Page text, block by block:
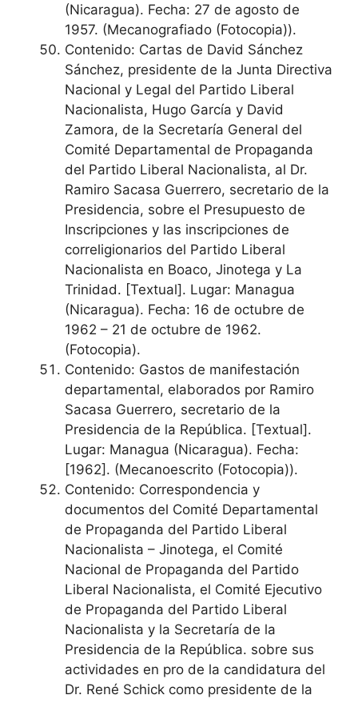
(Nicaragua). Fecha: 27 de agosto de
1957. (Mecanografiado (Fotocopia)).
Contenido: Cartas de David Sánchez
Sánchez, presidente de la Junta Directiva
Nacional y Legal del Partido Liberal
Nacionalista, Hugo García y David
Zamora, de la Secretaría General del
Comité Departamental de Propaganda
del Partido Liberal Nacionalista, al Dr.
Ramiro Sacasa Guerrero, secretario de la
Presidencia, sobre el Presupuesto de
Inscripciones y las inscripciones de
correligionarios del Partido Liberal
Nacionalista en Boaco, Jinotega y La
Trinidad. [Textual]. Lugar: Managua
(Nicaragua). Fecha: 16 de octubre de
1962 – 21 de octubre de 1962.
(Fotocopia).
Contenido: Gastos de manifestación
departamental, elaborados por Ramiro
Sacasa Guerrero, secretario de la
Presidencia de la República. [Textual].
Lugar: Managua (Nicaragua). Fecha:
[1962]. (Mecanoescrito (Fotocopia)).
Contenido: Correspondencia y
documentos del Comité Departamental
de Propaganda del Partido Liberal
Nacionalista – Jinotega, el Comité
Nacional de Propaganda del Partido
Liberal Nacionalista, el Comité Ejecutivo
de Propaganda del Partido Liberal
Nacionalista y la Secretaría de la
Presidencia de la República. sobre sus
actividades en pro de la candidatura del
Dr. René Schick como presidente de la